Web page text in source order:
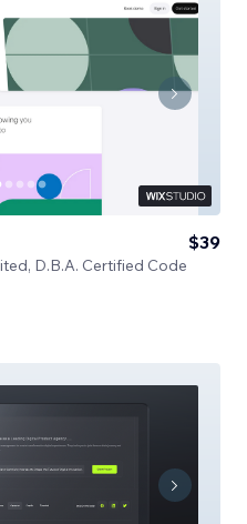
D.B.A. Certified Code
$39